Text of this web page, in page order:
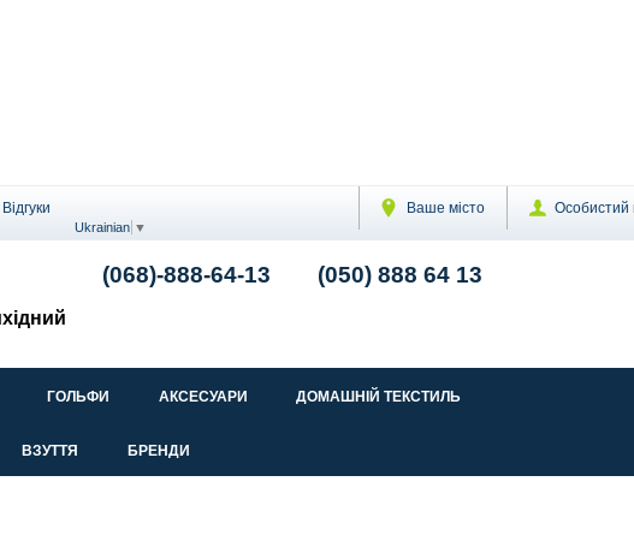
Ваше місто Особистий
Відгуки
Ukrainian ▼
(068)-888-64-13 (050) 888 64 13
ГОЛЬФИ АКСЕСУАРИ ДОМАШНІЙ ТЕКСТИЛЬ
ВЗУТТЯ БРЕНДИ